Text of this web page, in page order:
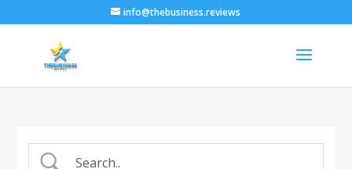
info@thebusiness.reviews